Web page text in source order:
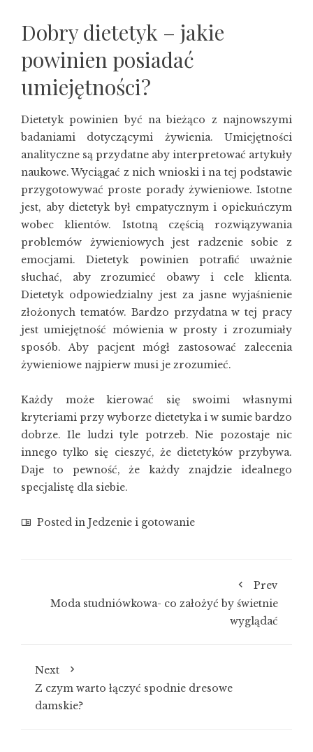
Dobry dietetyk – jakie
powinien posiadać
umiejętności?
Dietetyk powinien być na bieżąco z najnowszymi
badaniami dotyczącymi żywienia. Umiejętności
analityczne są przydatne aby interpretować artykuły
naukowe. Wyciągać z nich wnioski i na tej podstawie
przygotowywać proste porady żywieniowe. Istotne
jest, aby dietetyk był empatycznym i opiekuńczym
wobec klientów. Istotną częścią rozwiązywania
problemów żywieniowych jest radzenie sobie z
emocjami. Dietetyk powinien potrafić uważnie
słuchać, aby zrozumieć obawy i cele klienta.
Dietetyk odpowiedzialny jest za jasne wyjaśnienie
złożonych tematów. Bardzo przydatna w tej pracy
jest umiejętność mówienia w prosty i zrozumiały
sposób. Aby pacjent mógł zastosować zalecenia
żywieniowe najpierw musi je zrozumieć.
Każdy może kierować się swoimi własnymi
kryteriami przy wyborze dietetyka i w sumie bardzo
dobrze. Ile ludzi tyle potrzeb. Nie pozostaje nic
innego tylko się cieszyć, że dietetyków przybywa.
Daje to pewność, że każdy znajdzie idealnego
specjalistę dla siebie.
Posted in Jedzenie i gotowanie
Prev
Moda studniówkowa- co założyć by świetnie
wyglądać
Next
Z czym warto łączyć spodnie dresowe
damskie?